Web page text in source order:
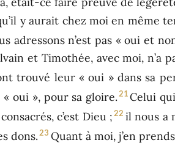
y aurait chez moi en même
adressons n’est pas « oui et
et Timothée, avec moi, n’a
trouvé leur « oui » dans sa
oui », pour sa gloire.21 Celui
c’est Dieu ;22 il nous a
dons.23 Quant à moi, j’en